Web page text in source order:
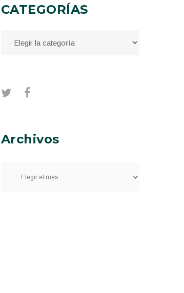
CATEGORÍAS
Archivos